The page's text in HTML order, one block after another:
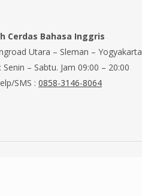
Cerdas Bahasa Inggris
Utara – Sleman – Yogyakarta
– Sabtu. Jam 09:00 – 20:00
SMS : 0858-3146-8064